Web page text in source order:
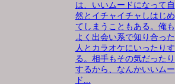
は、いいムードになって自
然とイチャイチャしはじめ
てしまうこともある。俺も
よく出会い系で知り合った
人とカラオケにいったりす
る。相手もその気だったり
するから、なんかいいムー
ド...